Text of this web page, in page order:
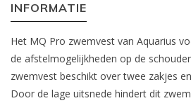
INFORMATIE
Het MQ Pro zwemvest van Aquarius
de afstelmogelijkheden op de
zwemvest beschikt over twee zakjes
Door de lage uitsnede hindert dit